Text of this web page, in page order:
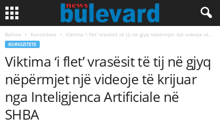
Ballina Kuriozitete Viktima ‘i flet’ vrasësit të tij në gjyq nëpërmjet një videoje të...
KURIOZITETE
Viktima ‘i flet’ vrasësit të tij në gjyq
nëpërmjet një videoje të krijuar
nga Inteligjenca Artificiale në
SHBA